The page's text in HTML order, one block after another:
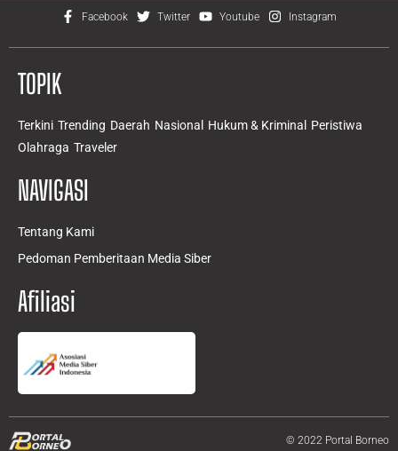
Facebook Twitter Youtube Instagram
TOPIK
Terkini Trending Daerah Nasional Hukum & Kriminal
Peristiwa
Olahraga Traveler
NAVIGASI
Tentang Kami
Pedoman Pemberitaan Media Siber
Afiliasi
© 2022 Portal Borneo